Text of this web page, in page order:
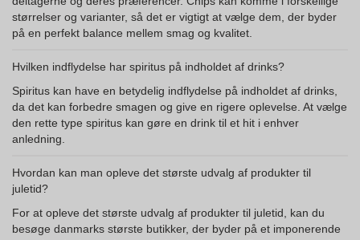
størrelser og varianter, så det er vigtigt at vælge dem, der byder
på en perfekt balance mellem smag og kvalitet.
Hvilken indflydelse har spiritus på indholdet af drinks?
Spiritus kan have en betydelig indflydelse på indholdet af drinks,
da det kan forbedre smagen og give en rigere oplevelse. At vælge
den rette type spiritus kan gøre en drink til et hit i enhver
anledning.
Hvordan kan man opleve det største udvalg af produkter til
juletid?
For at opleve det største udvalg af produkter til juletid, kan du
besøge danmarks største butikker, der byder på et imponerende